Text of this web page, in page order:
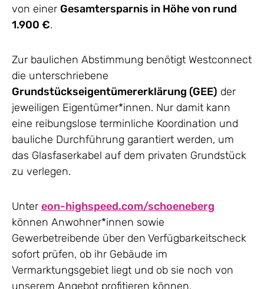
von einer Gesamtersparnis in Höhe von rund
1.900 €.
Zur baulichen Abstimmung benötigt Westconnect
die unterschriebene
Grundstückseigentümererklärung (GEE) der
jeweiligen Eigentümer*innen. Nur damit kann
eine reibungslose terminliche Koordination und
bauliche Durchführung garantiert werden, um
das Glasfaserkabel auf dem privaten Grundstück
zu verlegen.
Unter eon-highspeed.com/schoeneberg
können Anwohner*innen sowie
Gewerbetreibende über den Verfügbarkeitscheck
sofort prüfen, ob ihr Gebäude im
Vermarktungsgebiet liegt und ob sie noch von
unserem Angebot profitieren können.